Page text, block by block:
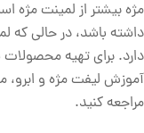
دارد. برای تهیه
مراجعه کنید.